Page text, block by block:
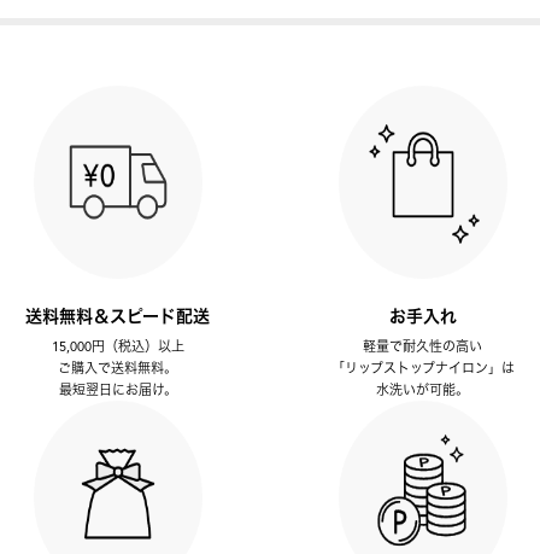
送料無料＆スピード配送
15,000円（税込）以上
ご購入で送料無料。
最短翌日にお届け。
お手入れ
軽量で耐久性の高い
「リップストップナイロン」は
水洗いが可能。